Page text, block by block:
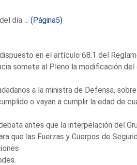
día ... (Página5)
en el artículo 68.1 del
somete al Pleno la modificación
a la ministra de Defensa,
o vayan a cumplir la edad de
antes que la interpelación del
que las Fuerzas y Cuerpos de